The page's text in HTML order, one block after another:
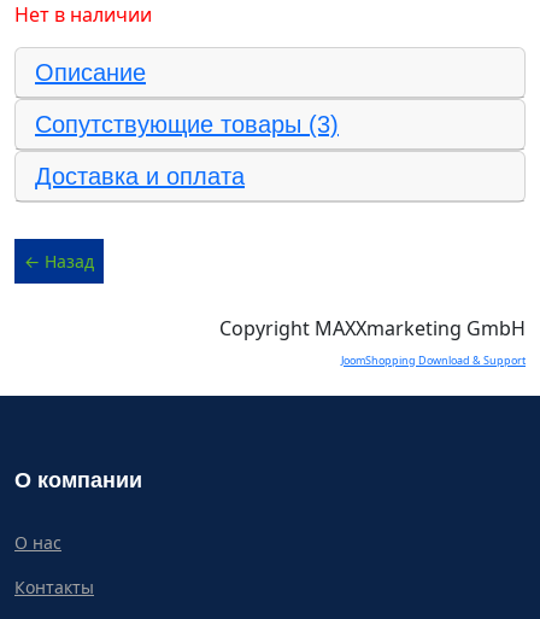
Нет в наличии
Описание
Сопутствующие товары (3)
Доставка и оплата
Copyright MAXXmarketing GmbH
JoomShopping Download & Support
О компании
О нас
Контакты